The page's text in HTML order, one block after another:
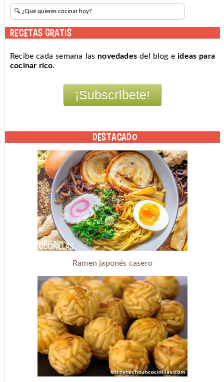
RECETAS GRATIS
Recibe cada semana las novedades del blog eideas para
cocinar rico.
DESTACADO
Ramen japonés casero